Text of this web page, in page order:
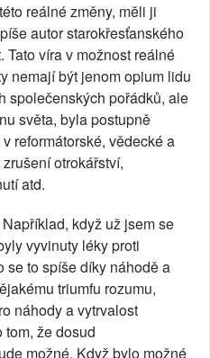
reálné změny, měli ji
autor starokřesťanského
Tato víra v možnost reálné
nemají být jenom opium lidu
společenských pořádků, ale
světa, byla postupně
reformátorské, vědecké a
otrokářství,
atd.
když už jsem se
vyvinuty léky proti
se to spíše díky náhodě a
triumfu rozumu,
náhody a vytrvalost
že dosud
možné. Když bylo možné